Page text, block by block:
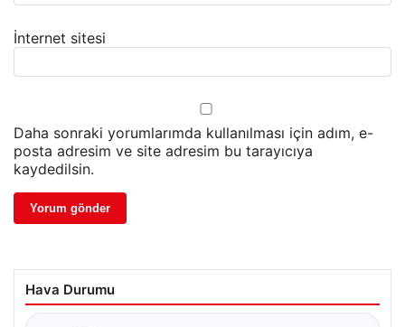
İnternet sitesi
Daha sonraki yorumlarımda kullanılması için adım, e-
posta adresim ve site adresim bu tarayıcıya
kaydedilsin.
Hava Durumu